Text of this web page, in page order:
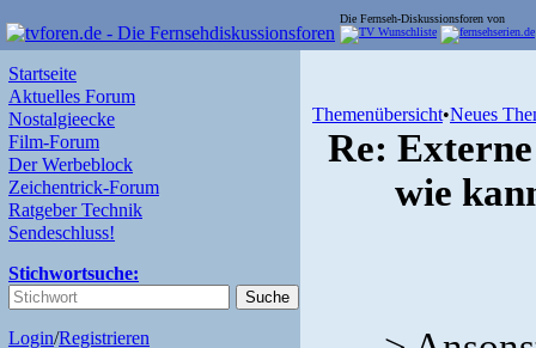
Die Fernseh-Diskussionsforen von
Startseite
Aktuelles Forum
Nostalgieecke
Film-Forum
Der Werbeblock
Zeichentrick-Forum
Ratgeber Technik
Sendeschluss!
Stichwortsuche:
Login/Registrieren
Themenübersicht•Neues
Re:
wie